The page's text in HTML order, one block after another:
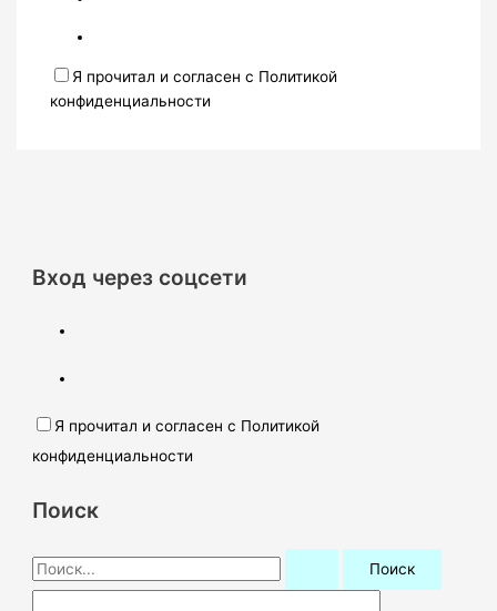
Я прочитал и согласен с Политикой
конфиденциальности
Вход через соцсети
Я прочитал и согласен с Политикой
конфиденциальности
Поиск
П
о